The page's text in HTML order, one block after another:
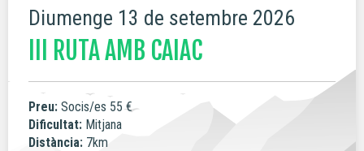
Diumenge 13 de setembre 2026
III RUTA AMB CAIAC
Preu: Socis/es 55 €
Dificultat: Mitjana
Distància: 7km